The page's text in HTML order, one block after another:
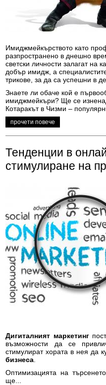
Имиджмейкърството като
разпространено в днешно
светски личности залагат на
добър имидж, а
трикове, за да са успешни в
Знаете ли обаче кой е
имиджмейкъри? Ще се
Котаракът в Чизми –
прочети повече
Тенденции в
стимулиране на
Дигиталният маркетинг
възможности да се
стимулират хората в нея да
бизнеса
Оптимизацията на
ще...